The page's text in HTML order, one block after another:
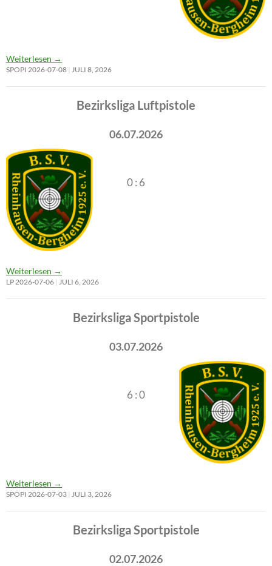
Weiterlesen →
SPOPI 2026-07-08 JULI 8, 2026
Bezirksliga Luftpistole
06.07.2026
0 : 6
Weiterlesen →
LP 2026-07-06 JULI 6, 2026
Bezirksliga Sportpistole
03.07.2026
6 : 0
Weiterlesen →
SPOPI 2026-07-03 JULI 3, 2026
Bezirksliga Sportpistole
02.07.2026